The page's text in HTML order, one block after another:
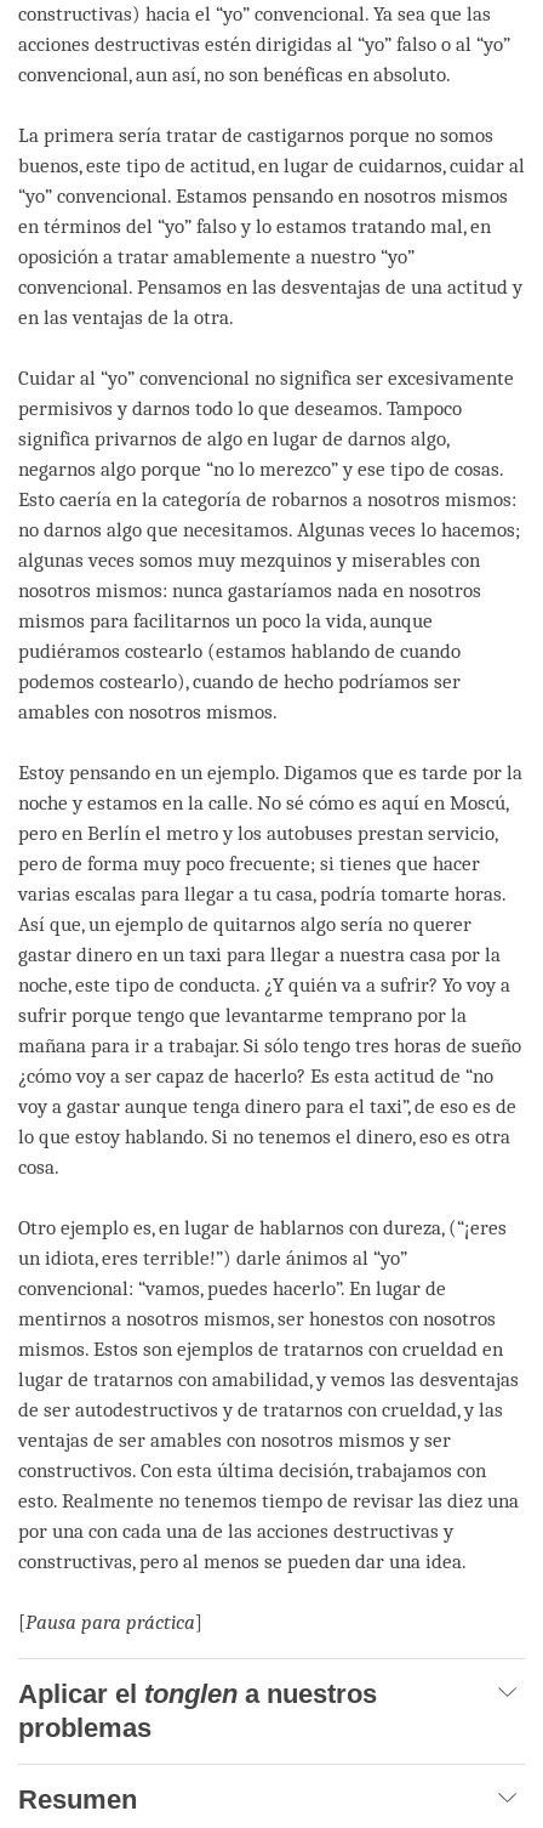
constructivas) hacia el “yo” convencional. Ya sea que las
acciones destructivas estén dirigidas al “yo” falso o al “yo”
convencional, aun así, no son benéficas en absoluto.
La primera sería tratar de castigarnos porque no somos
buenos, este tipo de actitud, en lugar de cuidarnos, cuidar al
“yo” convencional. Estamos pensando en nosotros mismos
en términos del “yo” falso y lo estamos tratando mal, en
oposición a tratar amablemente a nuestro “yo”
convencional. Pensamos en las desventajas de una actitud y
en las ventajas de la otra.
Cuidar al “yo” convencional no significa ser excesivamente
permisivos y darnos todo lo que deseamos. Tampoco
significa privarnos de algo en lugar de darnos algo,
negarnos algo porque “no lo merezco” y ese tipo de cosas.
Esto caería en la categoría de robarnos a nosotros mismos:
no darnos algo que necesitamos. Algunas veces lo hacemos;
algunas veces somos muy mezquinos y miserables con
nosotros mismos: nunca gastaríamos nada en nosotros
mismos para facilitarnos un poco la vida, aunque
pudiéramos costearlo (estamos hablando de cuando
podemos costearlo), cuando de hecho podríamos ser
amables con nosotros mismos.
Estoy pensando en un ejemplo. Digamos que es tarde por la
noche y estamos en la calle. No sé cómo es aquí en Moscú,
pero en Berlín el metro y los autobuses prestan servicio,
pero de forma muy poco frecuente; si tienes que hacer
varias escalas para llegar a tu casa, podría tomarte horas.
Así que, un ejemplo de quitarnos algo sería no querer
gastar dinero en un taxi para llegar a nuestra casa por la
noche, este tipo de conducta. ¿Y quién va a sufrir? Yo voy a
sufrir porque tengo que levantarme temprano por la
mañana para ir a trabajar. Si sólo tengo tres horas de sueño
¿cómo voy a ser capaz de hacerlo? Es esta actitud de “no
voy a gastar aunque tenga dinero para el taxi”, de eso es de
lo que estoy hablando. Si no tenemos el dinero, eso es otra
cosa.
Otro ejemplo es, en lugar de hablarnos con dureza, (“¡eres
un idiota, eres terrible!”) darle ánimos al “yo”
convencional: “vamos, puedes hacerlo”. En lugar de
mentirnos a nosotros mismos, ser honestos con nosotros
mismos. Estos son ejemplos de tratarnos con crueldad en
lugar de tratarnos con amabilidad, y vemos las desventajas
de ser autodestructivos y de tratarnos con crueldad, y las
ventajas de ser amables con nosotros mismos y ser
constructivos. Con esta última decisión, trabajamos con
esto. Realmente no tenemos tiempo de revisar las diez una
por una con cada una de las acciones destructivas y
constructivas, pero al menos se pueden dar una idea.
[Pausa para práctica]
Aplicar el tonglen a nuestros
problemas
Resumen